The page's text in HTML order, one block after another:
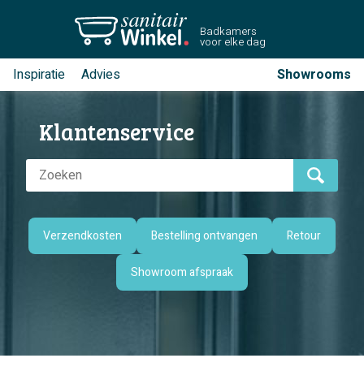
Badkamers
voor elke dag
Inspiratie Advies Showrooms
Klantenservice
Verzendkosten Bestelling ontvangen Retour
Showroom afspraak